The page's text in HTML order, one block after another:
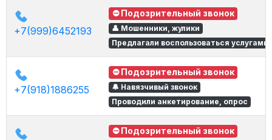
+7(999)6452193
⛔ Подозрительный звонок
👤 Мошенники, жулики
Предлагали воспользоваться услугами
+7(918)1886255
⛔ Подозрительный звонок
🔔 Навязчивый звонок
Проводили анкетирование, опрос
⛔ Подозрительный звонок